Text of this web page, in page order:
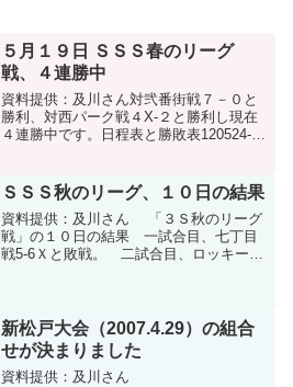
５月１９日 ＳＳＳ春のリーグ
戦、４連勝中
資料提供：及川さん対弐番街戦７－０と
勝利、対西パーク戦４X-２と勝利し現在
４連勝中です。日程表と勝敗表120524-1
120524-3ダウンロード
ＳＳＳ秋のリーグ、１０日の結果
資料提供：及川さん 「３Ｓ秋のリーグ
戦」の１０日の結果 一試合目、七丁目
戦5-6Ｘと敗戦。 二試合目、ロッキーズ
表1...
新松戸大会（2007.4.29）の組合
せが決まりました
資料提供：及川さん